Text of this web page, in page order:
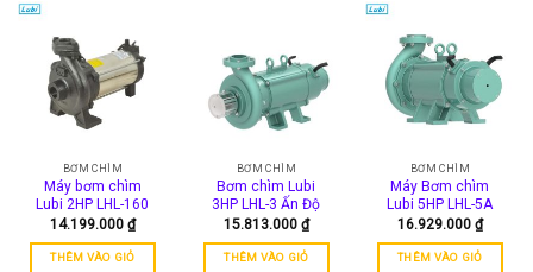
BƠM CHÌM
Máy bơm chìm
Lubi 2HP LHL-160
14.199.000 ₫
THÊM VÀO GIỎ
BƠM CHÌM
Bơm chìm Lubi
3HP LHL-3 Ấn Độ
15.813.000 ₫
THÊM VÀO GIỎ
BƠM CHÌM
Máy Bơm chìm
Lubi 5HP LHL-5A
16.929.000 ₫
THÊM VÀO GIỎ